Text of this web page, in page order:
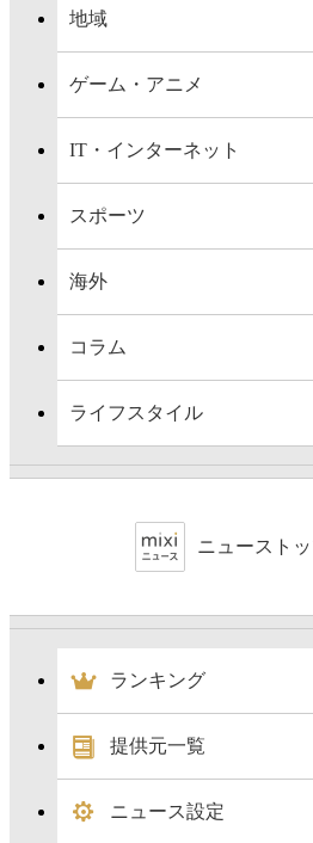
地域
ゲーム・アニメ
IT・インターネット
スポーツ
海外
コラム
ライフスタイル
ニュースト
ランキング
提供元一覧
ニュース設定